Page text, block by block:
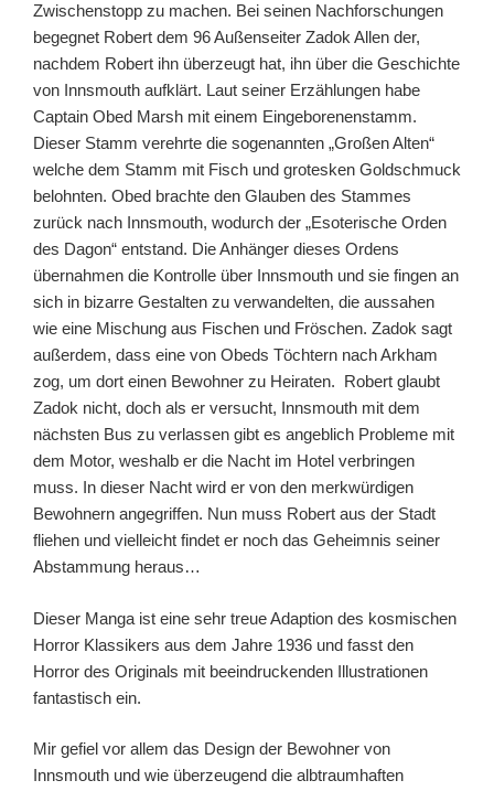
Zwischenstopp zu machen. Bei seinen Nachforschungen
begegnet Robert dem 96 Außenseiter Zadok Allen der,
nachdem Robert ihn überzeugt hat, ihn über die Geschichte
von Innsmouth aufklärt. Laut seiner Erzählungen habe
Captain Obed Marsh mit einem Eingeborenenstamm.
Dieser Stamm verehrte die sogenannten „Großen Alten“
welche dem Stamm mit Fisch und grotesken Goldschmuck
belohnten. Obed brachte den Glauben des Stammes
zurück nach Innsmouth, wodurch der „Esoterische Orden
des Dagon“ entstand. Die Anhänger dieses Ordens
übernahmen die Kontrolle über Innsmouth und sie fingen an
sich in bizarre Gestalten zu verwandelten, die aussahen
wie eine Mischung aus Fischen und Fröschen. Zadok sagt
außerdem, dass eine von Obeds Töchtern nach Arkham
zog, um dort einen Bewohner zu Heiraten. Robert glaubt
Zadok nicht, doch als er versucht, Innsmouth mit dem
nächsten Bus zu verlassen gibt es angeblich Probleme mit
dem Motor, weshalb er die Nacht im Hotel verbringen
muss. In dieser Nacht wird er von den merkwürdigen
Bewohnern angegriffen. Nun muss Robert aus der Stadt
fliehen und vielleicht findet er noch das Geheimnis seiner
Abstammung heraus…
Dieser Manga ist eine sehr treue Adaption des kosmischen
Horror Klassikers aus dem Jahre 1936 und fasst den
Horror des Originals mit beeindruckenden Illustrationen
fantastisch ein.
Mir gefiel vor allem das Design der Bewohner von
Innsmouth und wie überzeugend die albtraumhaften